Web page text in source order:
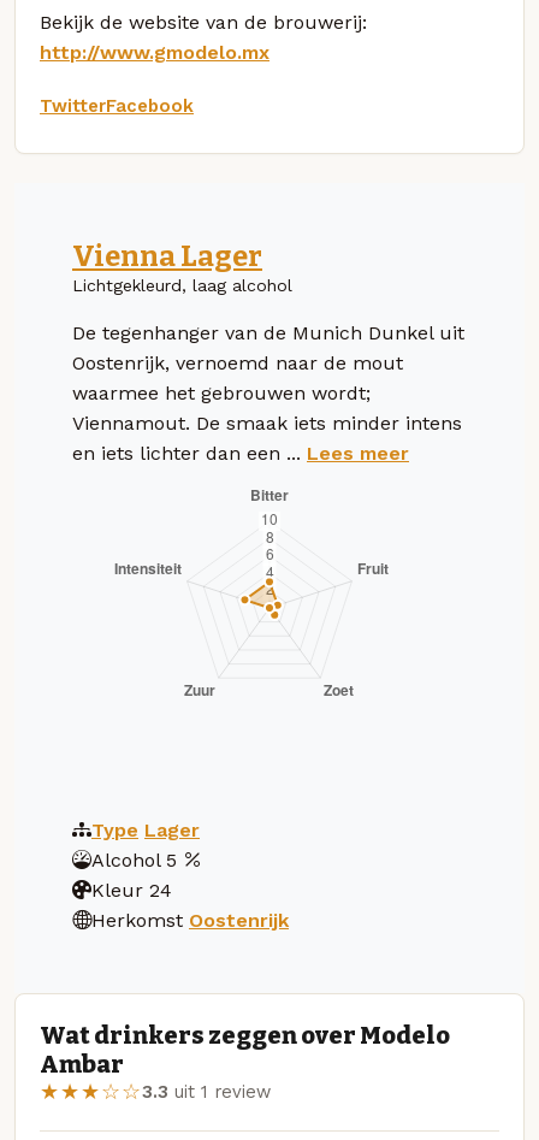
Bekijk de website van de brouwerij:
http://www.gmodelo.mx
TwitterFacebook
Vienna Lager
Lichtgekleurd, laag alcohol
De tegenhanger van de Munich Dunkel uit
Oostenrijk, vernoemd naar de mout
waarmee het gebrouwen wordt;
Viennamout. De smaak iets minder intens
en iets lichter dan een ... Lees meer
Type Lager
Alcohol 5
Kleur 24
Herkomst Oostenrijk
Wat drinkers zeggen over Modelo
Ambar
★★★☆☆3.3 uit 1 review